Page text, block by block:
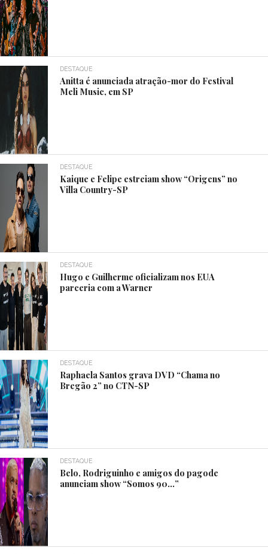
DESTAQUE
Anitta é anunciada atração-mor do Festival
Meli Music, em SP
DESTAQUE
Kaique e Felipe estreiam show “Origens” no
Villa Country-SP
DESTAQUE
Hugo e Guilherme oficializam nos EUA
parceria com a Warner
DESTAQUE
Raphaela Santos grava DVD “Chama no
Bregão 2” no CTN-SP
DESTAQUE
Belo, Rodriguinho e amigos do pagode
anunciam show “Somos 90…”